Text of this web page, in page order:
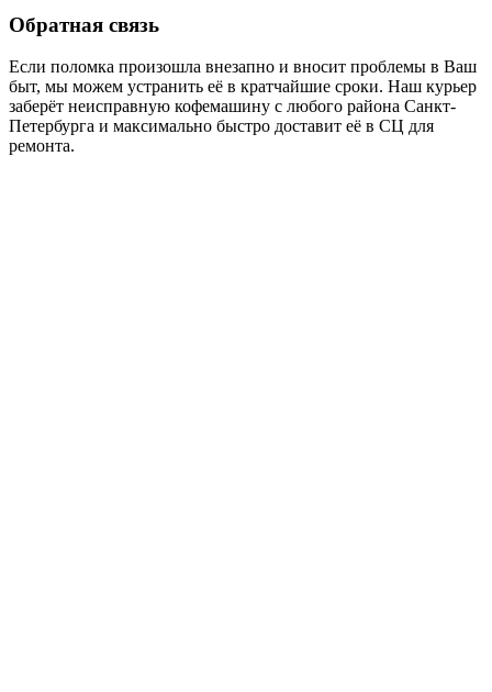
Обратная связь
Если поломка произошла внезапно и вносит проблемы в Ваш
быт, мы можем устранить её в кратчайшие сроки. Наш курьер
заберёт неисправную кофемашину с любого района Санкт-
Петербурга и максимально быстро доставит её в СЦ для
ремонта.